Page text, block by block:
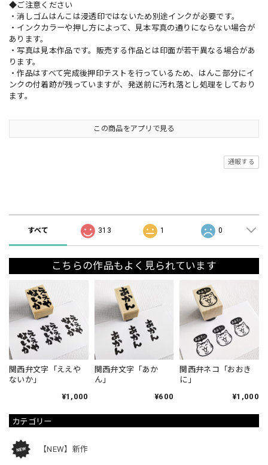
カテゴリー
【NEW】新作
◆ご注意ください
・消しゴムはんこは浸透印ではないため別途インクが必要です。
・インクカラーや押し方によって、見本写真の通りにならない場合が
あります。
・写真は見本作品です。販売する作品とは印面が若干異なる場合があ
ります。
・作品はすべて完成後押印テストを行っているため、はんこ部分にイ
ンクの付着跡が残っていますが、発送前に汚れ落とし処理をしており
ます。
この商品をアプリで見る
通報する
すべて 313 1 0
こちらの作品もよく見られています
関西弁文字「ええや
ないか」
¥1,000
関西弁文字「あか
ん」
¥600
関西弁ネコ「おおき
に」
¥1,000